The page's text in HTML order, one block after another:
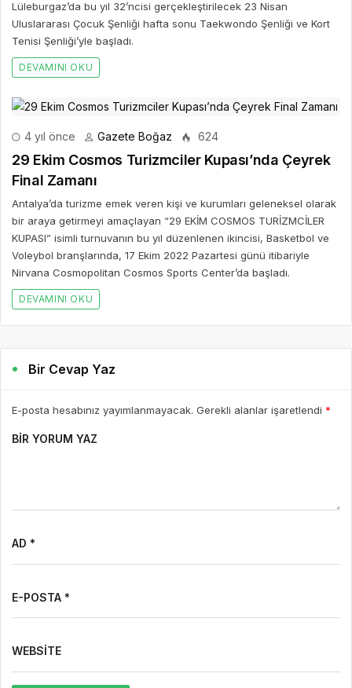
Lüleburgaz’da bu yıl 32’ncisi gerçekleştirilecek 23 Nisan
Uluslararası Çocuk Şenliği hafta sonu Taekwondo Şenliği ve Kort
Tenisi Şenliği’yle başladı.
DEVAMINI OKU
4 yıl önce Gazete Boğaz 624
29 Ekim Cosmos Turizmciler Kupası’nda Çeyrek
Final Zamanı
Antalya’da turizme emek veren kişi ve kurumları geleneksel olarak
bir araya getirmeyi amaçlayan “29 EKİM COSMOS TURİZMCİLER
KUPASI” isimli turnuvanın bu yıl düzenlenen ikincisi, Basketbol ve
Voleybol branşlarında, 17 Ekim 2022 Pazartesi günü itibariyle
Nirvana Cosmopolitan Cosmos Sports Center’da başladı.
DEVAMINI OKU
Bir Cevap Yaz
E-posta hesabınız yayımlanmayacak. Gerekli alanlar işaretlendi *
BIR YORUM YAZ
AD *
E-POSTA *
WEBSITE